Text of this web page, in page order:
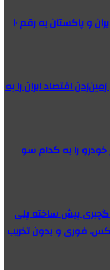
افزایش حجم تجارت بین ایران و پاکستان به رقم ۱۰
اقتصاد ایران را به
خودرو را به کدام سو
گچبری پیش ساخته پلی
فوری و بدون تخریب